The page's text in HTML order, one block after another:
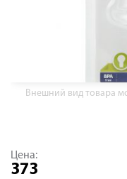
Внешний вид товара
Цена:
373